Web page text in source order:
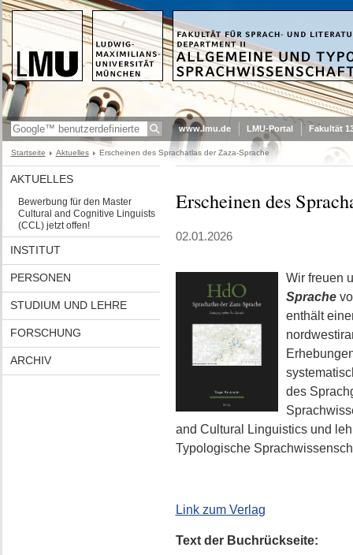
www.lmu.de LMU-Portal Fakultät
Startseite Aktuelles Erscheinen des Sprachatlas der Zaza-Sprache
AKTUELLES
Bewerbung für den Master
Cultural and Cognitive Linguists
(CCL) jetzt offen!
INSTITUT
PERSONEN
STUDIUM UND LEHRE
FORSCHUNG
ARCHIV
Erscheinen des
02.01.2026
Wir freuen
Sprache
enthält
des
and Cultural Linguistics und
Typologische
Link zum Verlag
Text der Buchrückseite: